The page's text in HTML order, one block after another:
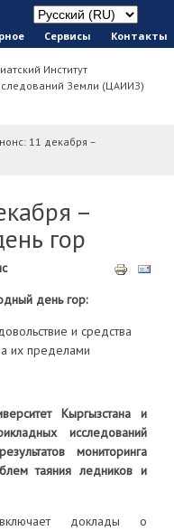
Сервисы Контакты
Институт
Земли (ЦАИИЗ)
11 декабря –
–
гор
день гор:
и средства
их пределами
Кыргызстана и
исследований
мониторинга
таяния ледников и
доклады о